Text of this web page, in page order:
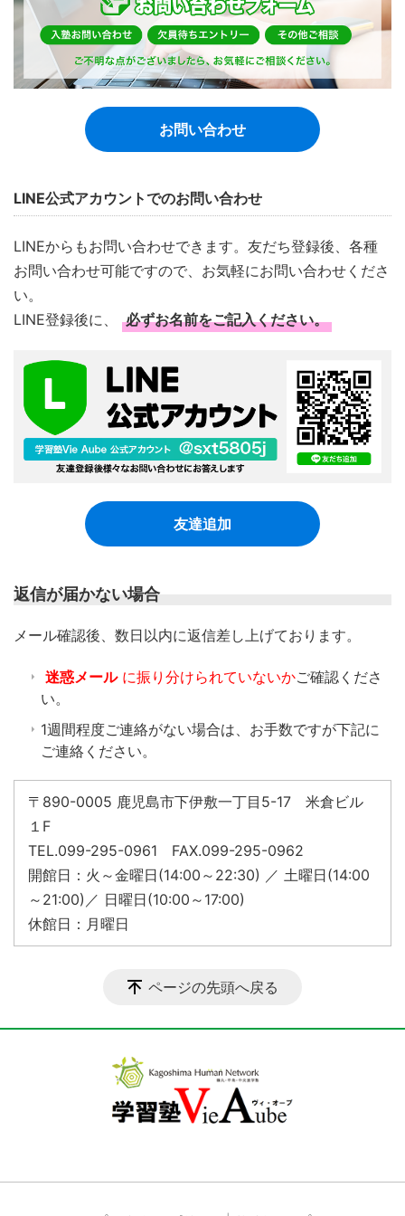
お問い合わせ
LINE公式アカウントでのお問い合わせ
LINEからもお問い合わせできます。友だち登録後、各種
お問い合わせ可能ですので、お気軽にお問い合わせくださ
い。
LINE登録後に、
必ずお名前をご記入ください。
友達追加
返信が届かない場合
​メール確認後、数日以内に返信差し上げております。
迷惑メール に振り分けられていないかご確認くださ
い。
1週間程度ご連絡がない場合は、お手数ですが下記に
ご連絡ください。
〒890-0005 鹿児島市下伊敷一丁目5-17 米倉ビル
１F
TEL.099-295-0961 FAX.099-295-0962
開館日：火～金曜日(14:00～22:30) ／ 土曜日(14:00
～21:00)／ 日曜日(10:00～17:00)
休館日：月曜日
ページの先頭へ戻る